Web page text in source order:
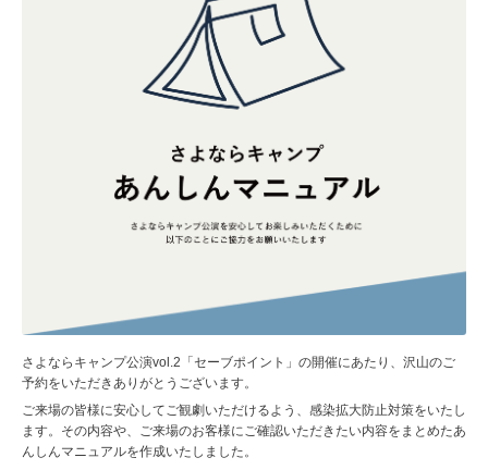
さよならキャンプ公演vol.2「セーブポイント」の開催にあたり、沢山のご
予約をいただきありがとうございます。
ご来場の皆様に安心してご観劇いただけるよう、感染拡大防止対策をいたし
ます。その内容や、ご来場のお客様にご確認いただきたい内容をまとめたあ
んしんマニュアルを作成いたしました。